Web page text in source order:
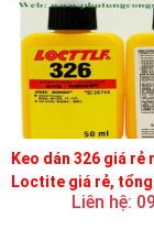
Keo dán 326 giá rẻ
Loctite giá rẻ,
Liên hệ: